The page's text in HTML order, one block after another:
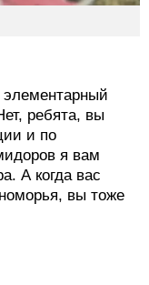
элементарный
ребята, вы
и по
я вам
А когда вас
вы тоже